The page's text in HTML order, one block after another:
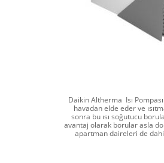
Daikin Altherma Isı
havadan elde eder ve
sonra bu ısı soğutucu
avantaj olarak borular asla
apartman daireleri de